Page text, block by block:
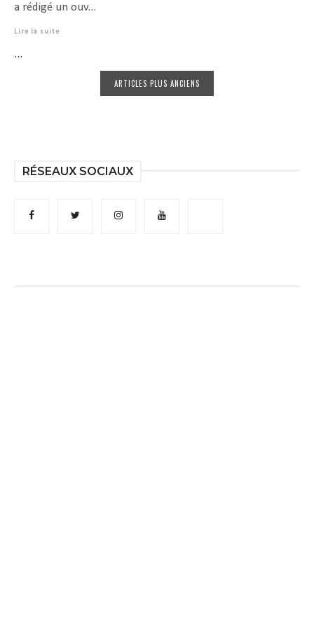
a rédigé un ouv...
Lire la suite
...
ARTICLES PLUS ANCIENS
RÉSEAUX SOCIAUX